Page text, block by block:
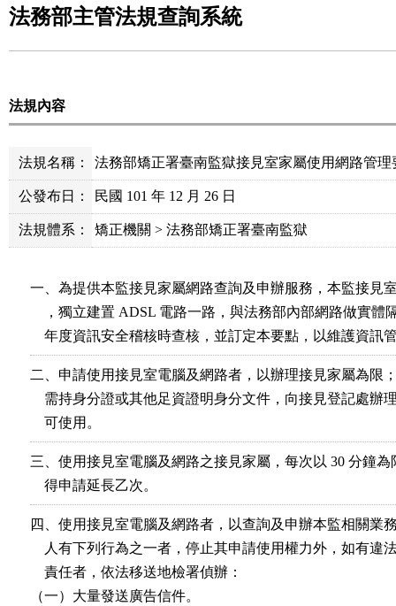
法務部主管法規查詢系統
法規內容
法規名稱： 法務部矯正署臺南監獄接見室家屬使用網路管理
公發布日： 民國 101 年 12 月 26 日
法規體系： 矯正機關 > 法務部矯正署臺南監獄
一、為提供本監接見家屬網路查詢及申辦服務，本監接見
，獨立建置 ADSL 電路一路，與法務部內部網路做實體
年度資訊安全稽核時查核，並訂定本要點，以維護資訊
二、申請使用接見室電腦及網路者，以辦理接見家屬為限
需持身分證或其他足資證明身分文件，向接見登記處辦
    可使用。
三、使用接見室電腦及網路之接見家屬，每次以 30 分鐘為
    得申請延長乙次。
四、使用接見室電腦及網路者，以查詢及申辦本監相關業
人有下列行為之一者，停止其申請使用權力外，如有違
    責任者，依法移送地檢署偵辦：
（一）大量發送廣告信件。